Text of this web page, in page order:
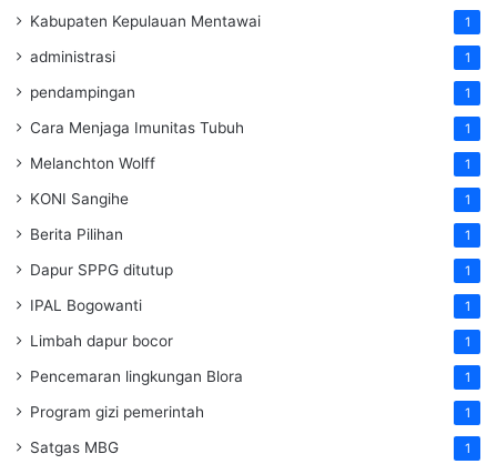
Kabupaten Kepulauan Mentawai 1
administrasi 1
pendampingan 1
Cara Menjaga Imunitas Tubuh 1
Melanchton Wolff 1
KONI Sangihe 1
Berita Pilihan 1
Dapur SPPG ditutup 1
IPAL Bogowanti 1
Limbah dapur bocor 1
Pencemaran lingkungan Blora 1
Program gizi pemerintah 1
Satgas MBG 1